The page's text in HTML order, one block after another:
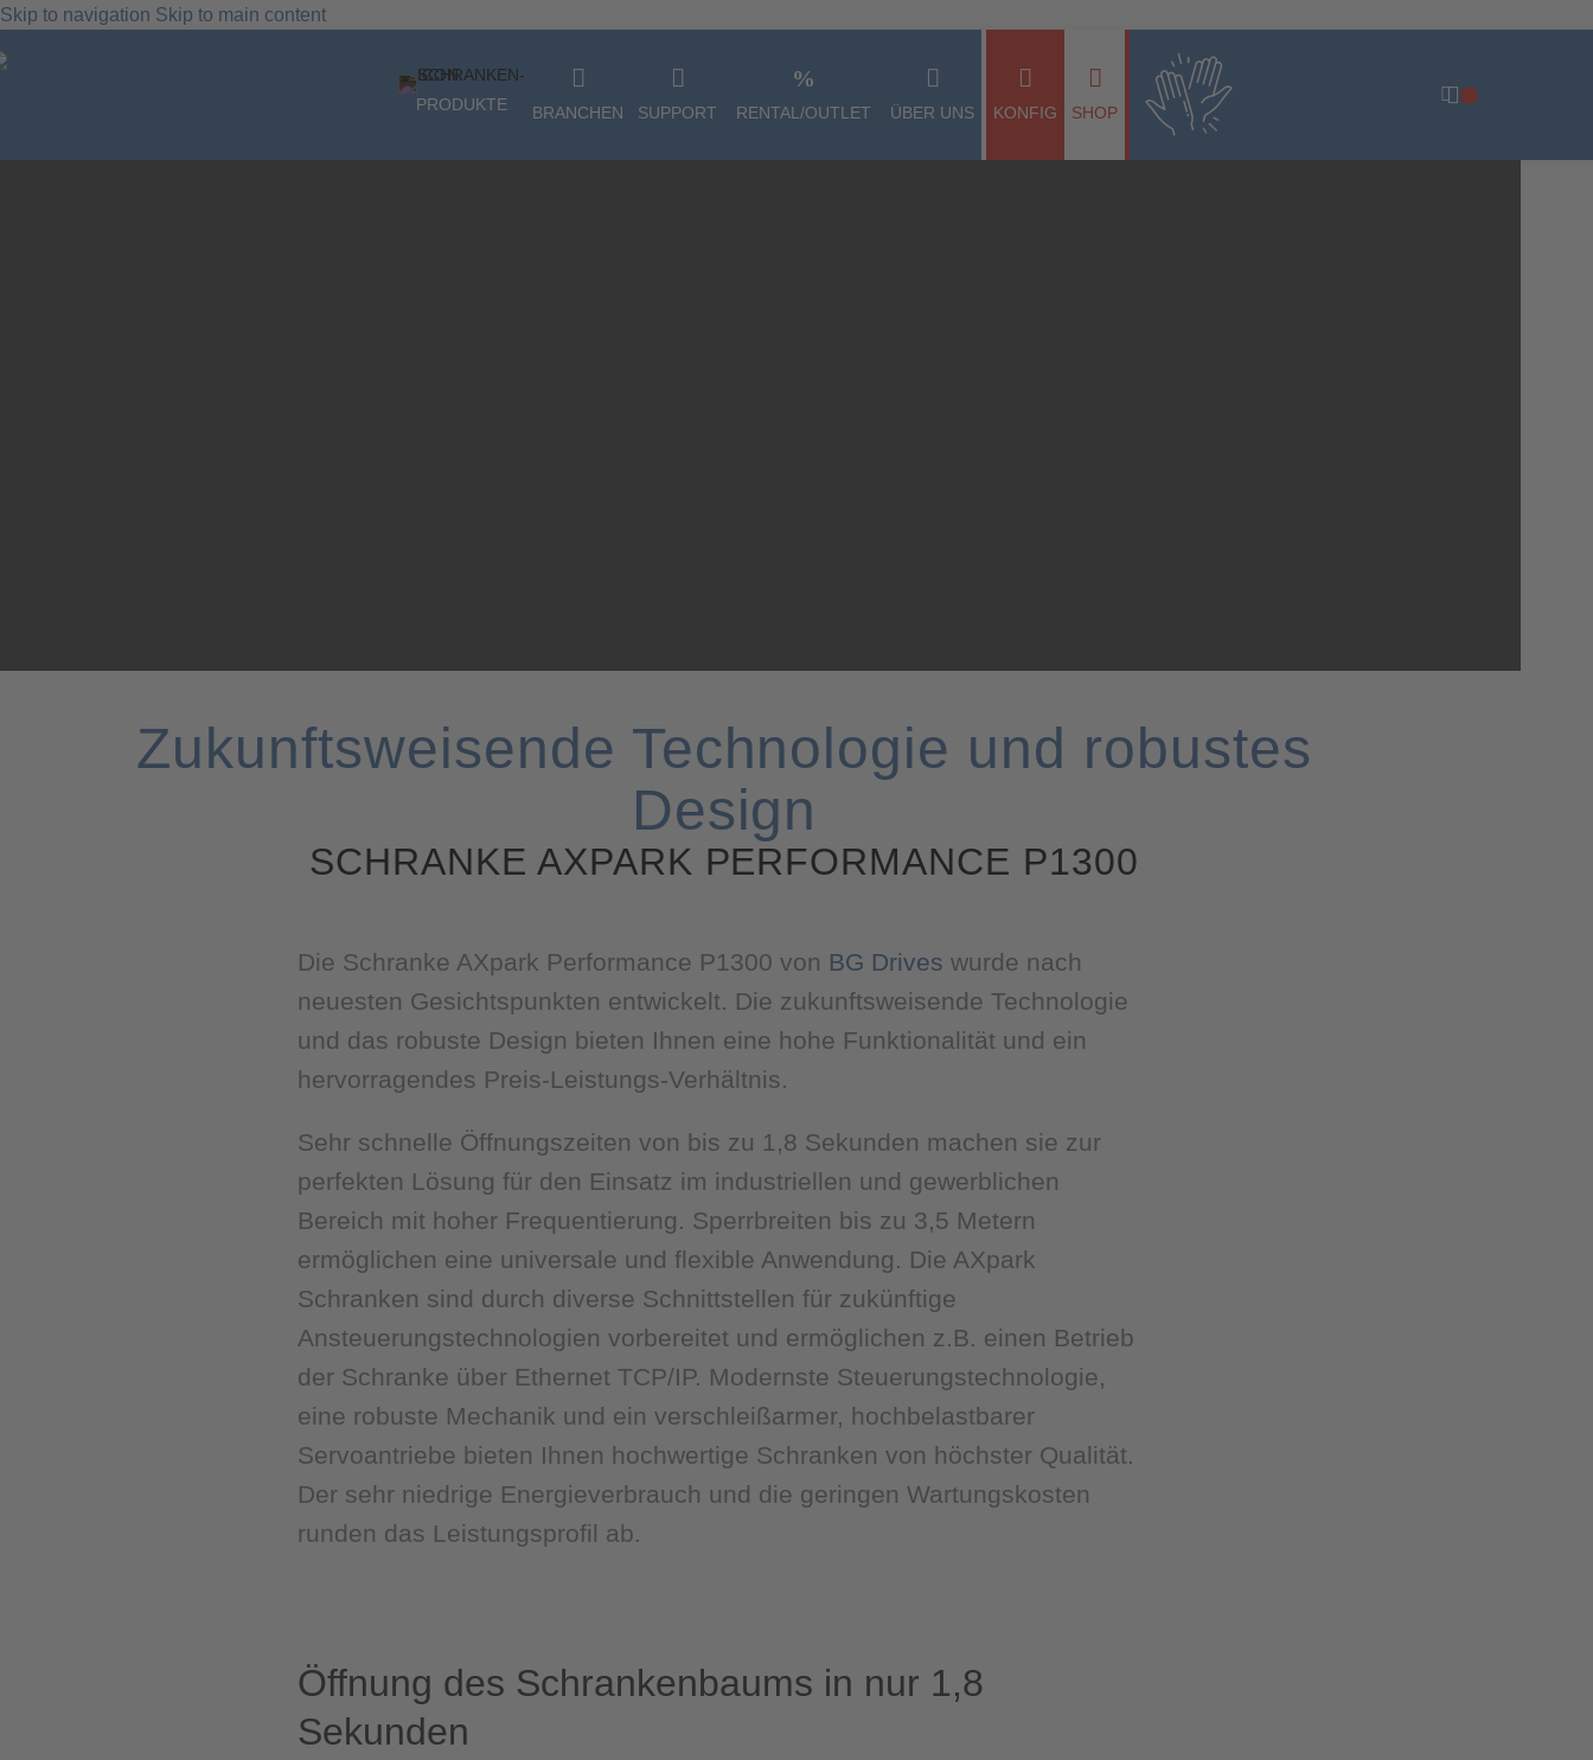
Skip to navigation Skip to main content
Unser Angebot richtet sich ausschließlich an gewerbliche Kunden, Unternehmer, Freiberufler und öffentliche Einrichtungen im Sinne des § 14 BGB. Kein Verkauf an Privatpersonen.
PRODUKTE BRANCHEN SUPPORT RENTAL/OUTLET ÜBER UNS KONFIG SHOP
€
Zukunftsweisende Technologie und robustes
Design
SCHRANKE AXPARK PERFORMANCE P1300
Die Schranke AXpark Performance P1300 von BG Drives wurde nach
neuesten Gesichtspunkten entwickelt. Die zukunftsweisende Technologie
und das robuste Design bieten Ihnen eine hohe Funktionalität und ein
hervorragendes Preis-Leistungs-Verhältnis.
Sehr schnelle Öffnungszeiten von bis zu 1,8 Sekunden machen sie zur
perfekten Lösung für den Einsatz im industriellen und gewerblichen
Bereich mit hoher Frequentierung. Sperrbreiten bis zu 3,5 Metern
ermöglichen eine universale und flexible Anwendung. Die AXpark
Schranken sind durch diverse Schnittstellen für zukünftige
Ansteuerungstechnologien vorbereitet und ermöglichen z.B. einen Betrieb
der Schranke über Ethernet TCP/IP. Modernste Steuerungstechnologie,
eine robuste Mechanik und ein verschleißarmer, hochbelastbarer
Servoantriebe bieten Ihnen hochwertige Schranken von höchster Qualität.
Der sehr niedrige Energieverbrauch und die geringen Wartungskosten
runden das Leistungsprofil ab.
Öffnung des Schrankenbaums in nur 1,8
Sekunden